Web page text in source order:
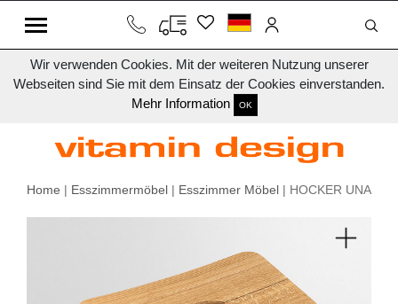
Wir verwenden Cookies. Mit der weiteren Nutzung unserer
Webseiten sind Sie mit dem Einsatz der Cookies einverstanden.
Mehr Information
OK
Home | Esszimmermöbel | Esszimmer Möbel | HOCKER UNA